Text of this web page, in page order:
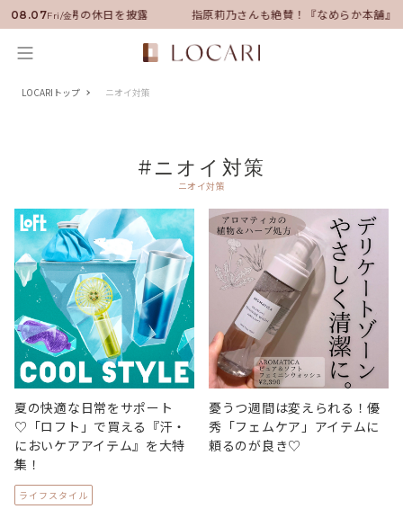
08.07Fri/金
就任！いい男の休日を披露 指原莉乃さんも絶賛！『なめらか本舗』
LOCARIトップ ニオイ対策
#ニオイ対策
ニオイ対策
夏の快適な日常をサポート
♡「ロフト」で買える『汗・
においケアアイテム』を大特
集！
ライフスタイル
憂うつ週間は変えられる！優
秀「フェムケア」アイテムに
頼るのが良き♡